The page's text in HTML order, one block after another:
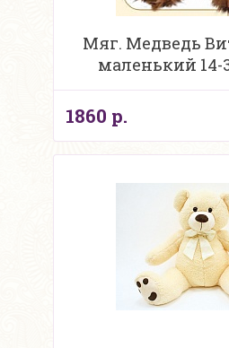
Мяг. Медведь
маленький 14-
1860 р.